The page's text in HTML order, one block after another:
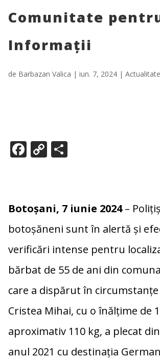
Comunitate
Informații
de Barbazan Valica | iun. 7, 2024| Actualitate
F
o
o
k
C
Li
n
k
P
az
ă
Botoșani, 7 iunie 2024–
botoșăneni sunt în alertă și
verificări intense pentru
bărbat de 55 de ani din
care a dispărut în
Cristea Mihai, cu o înălțime de
aproximativ 110 kg, a plecat
anul 2021 cu destinația